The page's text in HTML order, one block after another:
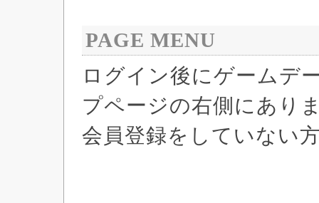
PAGE MENU
ログイン後にゲームデ
プページの右側にあり
会員登録をしていない